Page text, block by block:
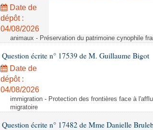
Date de
dépôt :
04/08/2026
animaux - Préservation du patrimoine cynophile
Question écrite n° 17539 de M. Guillaume Bigot
Date de
dépôt :
04/08/2026
immigration - Protection des frontières face à
migratoire
Question écrite n° 17482 de Mme Danielle